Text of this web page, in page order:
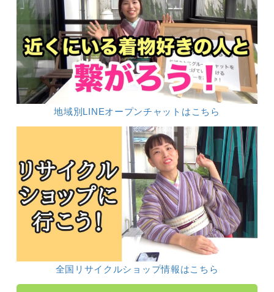
地域別LINEオープンチャットはこちら
全国リサイクルショップ情報はこちら